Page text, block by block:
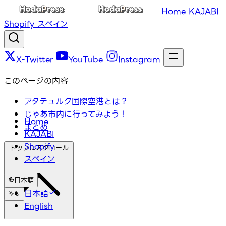
Home KAJABI
Shopify スペイン
X-Twitter YouTube Instagram
Home
KAJABI
Shopify
スペイン
日本語
日本語
English
このページの内容
アタテュルク国際空港とは？
じゃあ市内に行ってみよう！
まとめ
トップにスクロール